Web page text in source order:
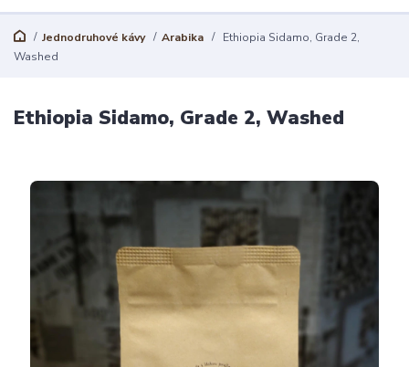
Jednodruhové kávy Arabika
Ethiopia Sidamo, Grade 2,
Washed
Ethiopia Sidamo, Grade 2, Washed